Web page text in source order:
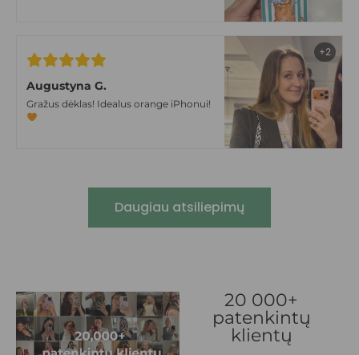
Augustyna G.
Gražus dėklas! Idealus orange iPhonui!
+2
Daugiau atsiliepimų
20 000+
patenkintų
klientų